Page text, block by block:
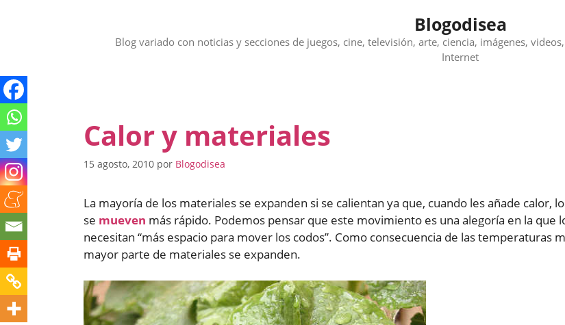
Blogodisea
Blog variado con noticias y secciones de juegos, cine, televisión, arte, ciencia, imágenes,
Internet
Calor y materiales
15 agosto, 2010 por Blogodisea
La mayoría de los materiales se expanden si se calientan ya que, cuando les añade calor,
se mueven más rápido. Podemos pensar que este movimiento es una alegoría en la que
necesitan “más espacio para mover los codos”. Como consecuencia de las temperaturas
mayor parte de materiales se expanden.